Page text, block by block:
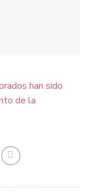
han sido
de la